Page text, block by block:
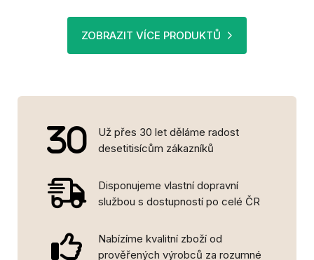
ZOBRAZIT VÍCE PRODUKTŮ
Už přes 30 let děláme radost
desetitisícům zákazníků
Disponujeme vlastní dopravní
službou s dostupností po celé ČR
Nabízíme kvalitní zboží od
prověřených výrobců za rozumné